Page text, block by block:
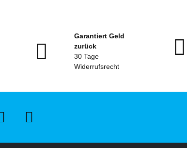
Garantiert Geld
zurück
30 Tage
Widerrufsrecht